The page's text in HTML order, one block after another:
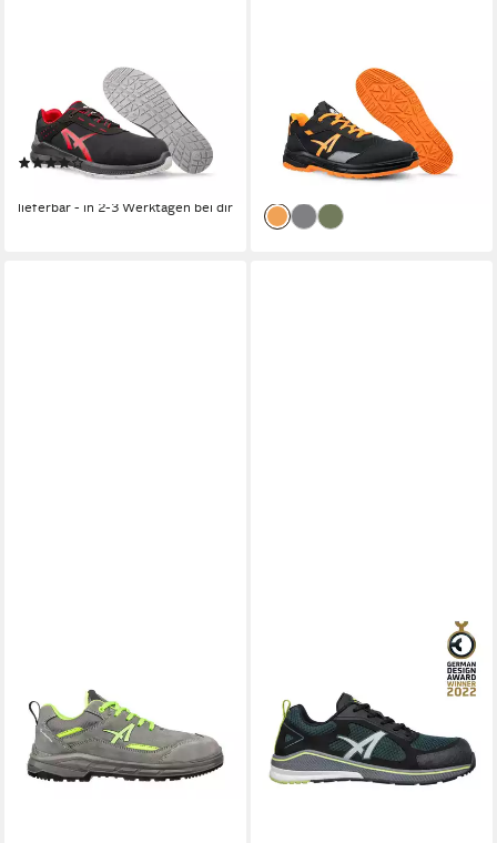
Sicherheitsschuh S3L ESD
Sicherheitsschuh
Ölbeständige Laufsohle
(3)
ab 61,99 €
lieferbar - in 2-3 Werktagen bei dir
Sicherheitsschuh S1P
Sicherheitsschuh
Rutschhemmende Laufsohle
45,99 €